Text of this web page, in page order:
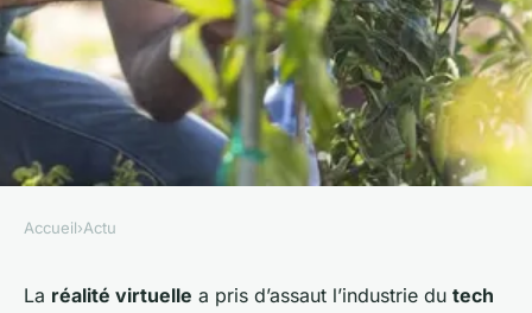
les actualités sur les dernières
Accueil›Actu
La réalité virtuelle a pris d’assaut l’industrie du tech